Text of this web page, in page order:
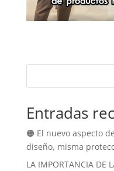
Entradas
🟠 El nuevo aspecto
diseño, misma
LA IMPORTANCIA DE